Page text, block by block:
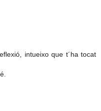
intueixo que t´ha tocat